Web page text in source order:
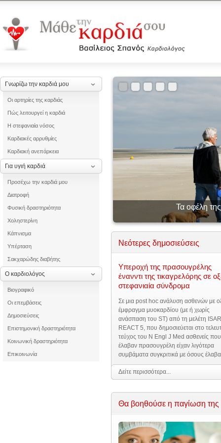
Γνωρίζω την καρδιά μου
Οι αρτηρίες της καρδιάς
Πώς λειτουργεί η καρδιά
Η στεφανιαία νόσος
Καρδιακές αρρυθμίες
Καρδιακή ανεπάρκεια
Για υγιή καρδιά
Προσέχω την καρδιά μου
Διατροφή
Φυσική δραστηριότητα
Χοληστερίνη
Κάπνισμα
Υπέρταση
Σακχαρώδης διαβήτης
Ο καρδιολόγος
Βιογραφικό
Οι επεμβάσεις
Δημοσιεύσεις
Επιστημονική δραστηριότητα
Κοινωνική δραστηριότητα
Επικοινωνία
Τα οφέλη
Μυοκαρδίτιδα
Νεότερες δημοσιεύσεις
Υπεροχή της πρασουγρέλης
ένανντι της τικαγρελόρης σε
στεφανιαία σύνδρομα
Σε μια post hoc ανάλυση ασθενών με
έμφραγμα μυοκαρδίου (με ή χωρίς
ανάσπαση του ST) από τη μελέτη
REACT 5, που δημοσιεύεται στο
τεύχος του N Engl J Med ασθενείς που
έλαβαν πρασουγρέλη είχαν λιγότερα
συμβάματα συγκριτικά με όσους
τικαγρελόρη σε παρακολούθηση ενός
έτους.
επεισόδιο) συνέβη σε 184 από τους
και σε 137 από τους 2006 που έλαβαν
πρασουγρέλη (6.9%) με στατιστική
σημαντικότητα υπέρ της δεύτερης
Δείτε περισσότερα...
Θα βοηθούσε η παγίωση της